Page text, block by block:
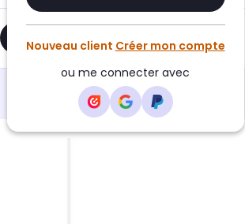
Nouveau client Créer mon compte
ou me connecter avec
Ajouter au panier